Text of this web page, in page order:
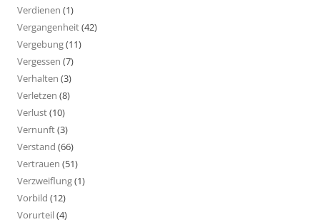
Verdienen (1)
Vergangenheit(42)
Vergebung(11)
Vergessen (7)
Verhalten (3)
Verletzen (8)
Verlust(10)
Vernunft(3)
Verstand (66)
Vertrauen (51)
Verzweiflung(1)
Vorbild (12)
Vorurteil(4)